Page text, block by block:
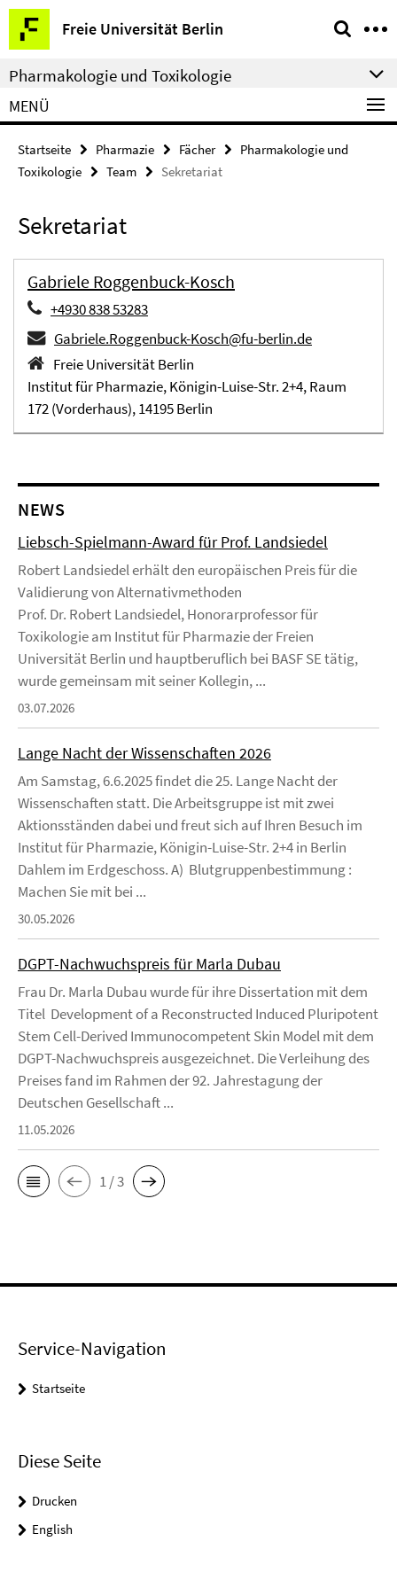
Springe
direkt
zu
Inhalt
Freie Universität Berlin
Service-
Navigation
Pharmakologie und Toxikologie
MENÜ
Startseite Pharmazie Fächer
Pharmakologie und
Toxikologie
Team Sekretariat
Sekretariat
Gabriele Roggenbuck-Kosch
+4930 838 53283
Gabriele.Roggenbuck-Kosch@fu-berlin.de
Freie Universität Berlin
Institut für Pharmazie, Königin-Luise-Str. 2+4, Raum
172 (Vorderhaus), 14195 Berlin
NEWS
Liebsch-Spielmann-Award für Prof. Landsiedel
Robert Landsiedel erhält den europäischen Preis für die
Validierung von Alternativmethoden
Prof. Dr. Robert Landsiedel, Honorarprofessor für
Toxikologie am Institut für Pharmazie der Freien
Universität Berlin und hauptberuflich bei BASF SE tätig,
wurde gemeinsam mit seiner Kollegin, ...
03.07.2026
Lange Nacht der Wissenschaften 2026
Am Samstag, 6.6.2025 findet die 25. Lange Nacht der
Wissenschaften statt. Die Arbeitsgruppe ist mit zwei
Aktionsständen dabei und freut sich auf Ihren Besuch im
Institut für Pharmazie, Königin-Luise-Str. 2+4 in Berlin
Dahlem im Erdgeschoss. A) Blutgruppenbestimmung :
Machen Sie mit bei ...
30.05.2026
DGPT-Nachwuchspreis für Marla Dubau
Frau Dr. Marla Dubau wurde für ihre Dissertation mit dem
Titel Development of a Reconstructed Induced Pluripotent
Stem Cell-Derived Immunocompetent Skin Model mit dem
DGPT-Nachwuchspreis ausgezeichnet. Die Verleihung des
Preises fand im Rahmen der 92. Jahrestagung der
Deutschen Gesellschaft ...
11.05.2026
1 / 3
Service-Navigation
Startseite
Diese Seite
Drucken
English